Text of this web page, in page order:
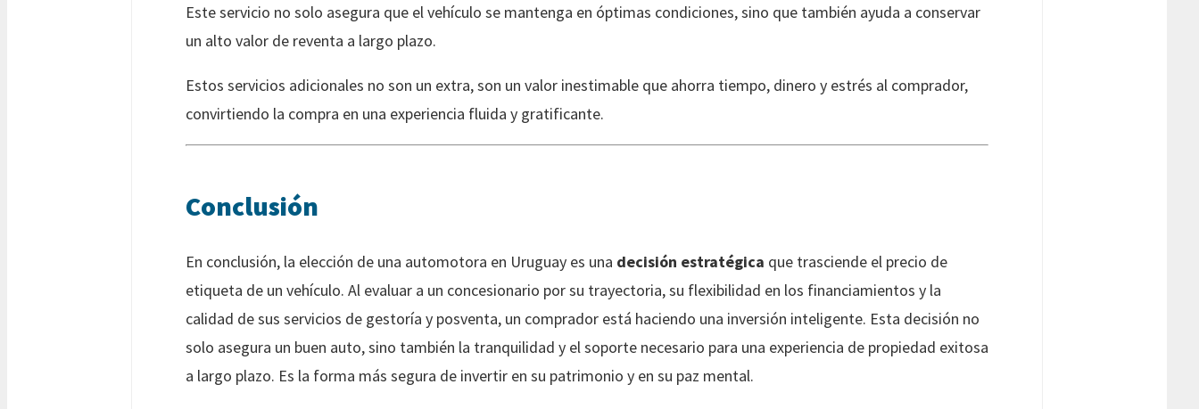
Este servicio no solo asegura que el vehículo se mantenga en óptimas condiciones, sino que también ayuda a conservar
un alto valor de reventa a largo plazo.
Estos servicios adicionales no son un extra, son un valor inestimable que ahorra tiempo, dinero y estrés al comprador,
convirtiendo la compra en una experiencia fluida y gratificante.
Conclusión
En conclusión, la elección de una automotora en Uruguay es una decisión estratégica que trasciende el precio de
etiqueta de un vehículo. Al evaluar a un concesionario por su trayectoria, su flexibilidad en los financiamientos y la
calidad de sus servicios de gestoría y posventa, un comprador está haciendo una inversión inteligente. Esta decisión no
solo asegura un buen auto, sino también la tranquilidad y el soporte necesario para una experiencia de propiedad exitosa
a largo plazo. Es la forma más segura de invertir en su patrimonio y en su paz mental.